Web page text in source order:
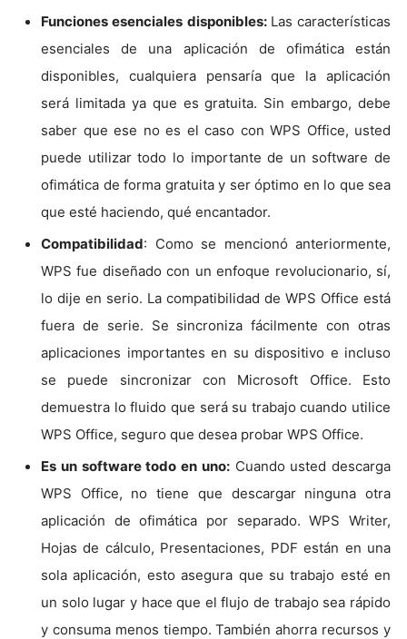
Funciones esenciales disponibles: Las características
esenciales de una aplicación de ofimática están
disponibles, cualquiera pensaría que la aplicación
será limitada ya que es gratuita. Sin embargo, debe
saber que ese no es el caso con WPS Office, usted
puede utilizar todo lo importante de un software de
ofimática de forma gratuita y ser óptimo en lo que sea
que esté haciendo, qué encantador.
Compatibilidad: Como se mencionó anteriormente,
WPS fue diseñado con un enfoque revolucionario, sí,
lo dije en serio. La compatibilidad de WPS Office está
fuera de serie. Se sincroniza fácilmente con otras
aplicaciones importantes en su dispositivo e incluso
se puede sincronizar con Microsoft Office. Esto
demuestra lo fluido que será su trabajo cuando utilice
WPS Office, seguro que desea probar WPS Office.
Es un software todo en uno:Cuando usted descarga
WPS Office, no tiene que descargar ninguna otra
aplicación de ofimática por separado. WPS Writer,
Hojas de cálculo, Presentaciones, PDF están en una
sola aplicación, esto asegura que su trabajo esté en
un solo lugar y hace que el flujo de trabajo sea rápido
y consuma menos tiempo. También ahorra recursos y